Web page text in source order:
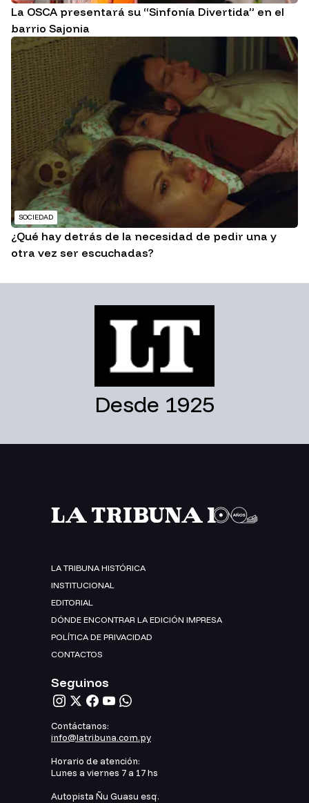
La OSCA presentará su “Sinfonía Divertida” en el
barrio Sajonia
SOCIEDAD
¿Qué hay detrás de la necesidad de pedir una y
otra vez ser escuchadas?
Desde 1925
LA TRIBUNA HISTÓRICA
INSTITUCIONAL
EDITORIAL
DÓNDE ENCONTRAR LA EDICIÓN IMPRESA
POLÍTICA DE PRIVACIDAD
CONTACTOS
Seguinos
Contáctanos:
info@latribuna.com.py
Horario de atención:
Lunes a viernes 7 a 17 hs
Autopista Ñu Guasu esq.